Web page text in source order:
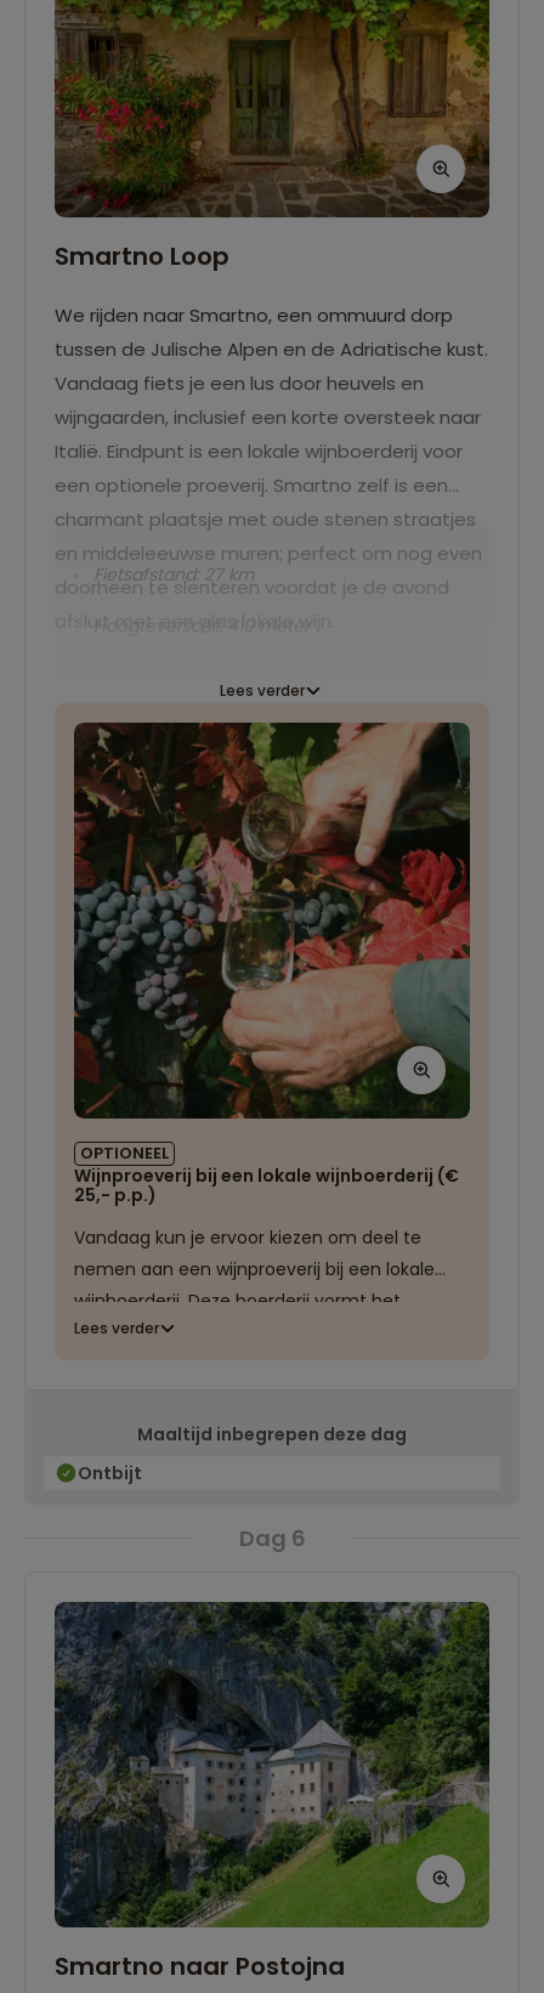
Smartno Loop
We rijden naar Smartno, een ommuurd dorp
tussen de Julische Alpen en de Adriatische kust.
Vandaag fiets je een lus door heuvels en
wijngaarden, inclusief een korte oversteek naar
Italië. Eindpunt is een lokale wijnboerderij voor
een optionele proeverij. Smartno zelf is een
charmant plaatsje met oude stenen straatjes
en middeleeuwse muren; perfect om nog even
doorheen te slenteren voordat je de avond
Fietsafstand: 27 km
Lees verder
OPTIONEEL
Wijnproeverij bij een lokale wijnboerderij (€
25,- p.p.)
Vandaag kun je ervoor kiezen om deel te
nemen aan een wijnproeverij bij een lokale
wijnboerderij. Deze boerderij vormt het
eindpunt van onze fietstocht rond de
bekendstaat. Een ontspannen manier om
paar heerlijke glazen wijn en de gastvrijheid
Lees verder
Maaltijd inbegrepen deze dag
Ontbijt
Dag 6
Smartno naar Postojna